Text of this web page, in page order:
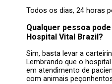
Todos os dias, 24 horas
Qualquer pessoa
Hospital Vital Brazil?
Sim, basta levar a
Lembrando que o
em atendimento de
com animais